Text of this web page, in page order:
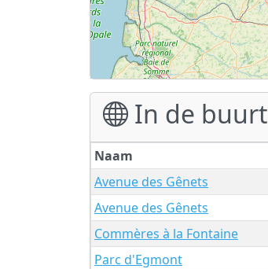
In de buurt
Naam
Avenue des Gênets
Avenue des Gênets
Commères à la Fontaine
Parc d'Egmont